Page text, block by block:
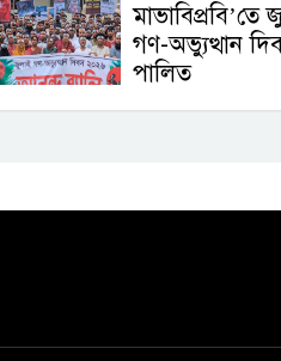
মাভাবিপ্রবি’তে
গণ-অভ্যুত্থান
পালিত